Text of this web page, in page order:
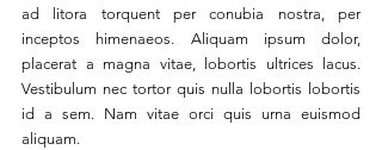
ad litora torquent per conubia nostra, per
inceptos himenaeos. Aliquam ipsum dolor,
placerat a magna vitae, lobortis ultrices lacus.
Vestibulum nec tortor quis nulla lobortis lobortis
id a sem. Nam vitae orci quis urna euismod
aliquam.